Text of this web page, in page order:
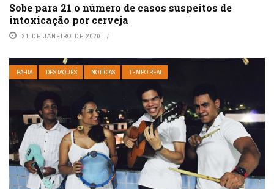
Sobe para 21 o número de casos suspeitos de
intoxicação por cerveja
21 DE JANEIRO DE 2020
BAHIA DESTAQUES NOTÍCIAS TEMPO REAL